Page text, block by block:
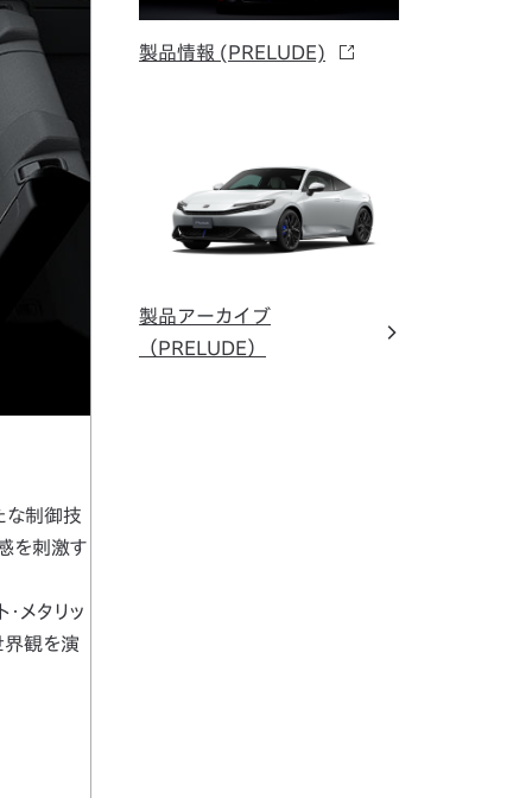
な制御技
を刺激す
メタリッ
界観を演
製品情報 (PRELUDE)
製品アーカイブ
（PRELUDE）